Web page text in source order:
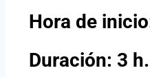
Hora de
Duración: 3